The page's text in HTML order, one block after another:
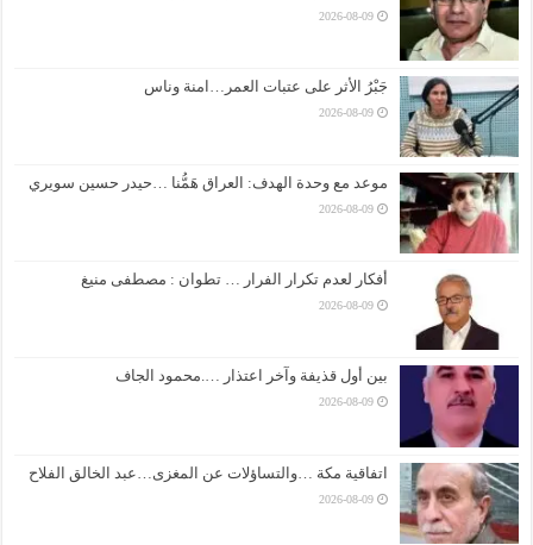
2026-08-09
جَبْرُ الأثر على عتبات العمر…امنة وناس
2026-08-09
موعد مع وحدة الهدف: العراق هَمُّنا …حيدر حسين سويري
2026-08-09
أفكار لعدم تكرار الفرار … تطوان : مصطفى منيغ
2026-08-09
بين أول قذيفة وآخر اعتذار ….محمود الجاف
2026-08-09
اتفاقية مكة …والتساؤلات عن المغزى…عبد الخالق الفلاح
2026-08-09